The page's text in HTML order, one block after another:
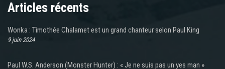
Articles récents
Wonka : Timothée Chalamet est un grand chanteur selon Paul King
9 juin 2024
Paul W.S. Anderson (Monster Hunter) : « Je ne suis pas un yes man »